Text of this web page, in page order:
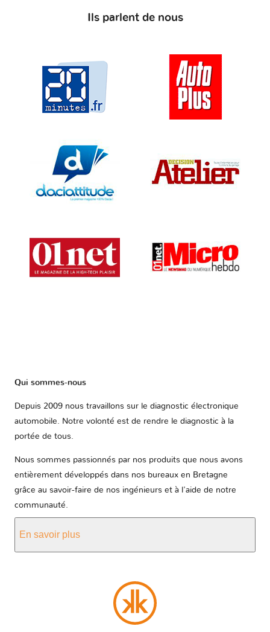
Ils parlent de nous
Qui sommes-nous
Depuis 2009 nous travaillons sur le diagnostic électronique
automobile. Notre volonté est de rendre le diagnostic à la
portée de tous.
Nous sommes passionnés par nos produits que nous avons
entièrement développés dans nos bureaux en Bretagne
grâce au savoir-faire de nos ingénieurs et à l'aide de notre
communauté.
En savoir plus